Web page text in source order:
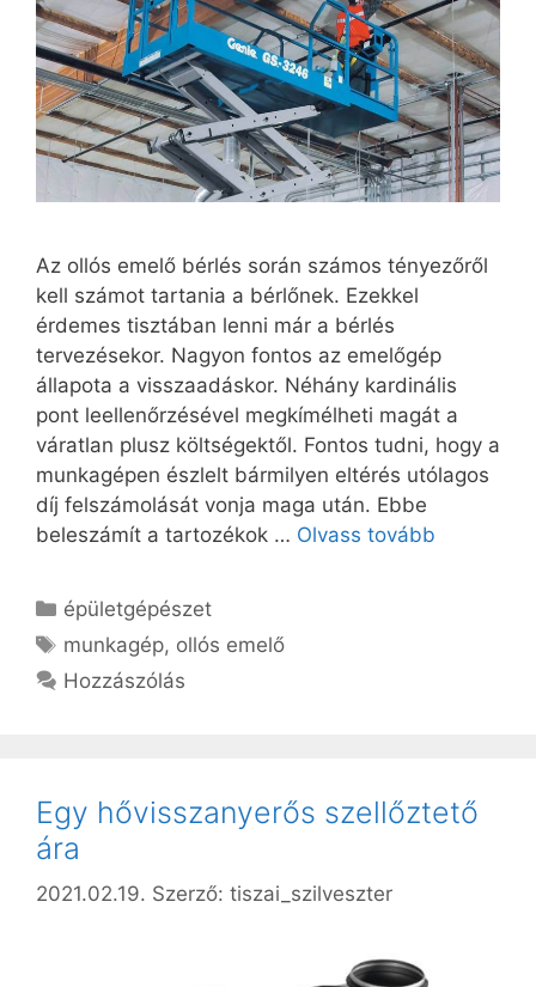
Az ollós emelő bérlés során számos tényezőről
kell számot tartania a bérlőnek. Ezekkel
érdemes tisztában lenni már a bérlés
tervezésekor. Nagyon fontos az emelőgép
állapota a visszaadáskor. Néhány kardinális
pont leellenőrzésével megkímélheti magát a
váratlan plusz költségektől. Fontos tudni, hogy a
munkagépen észlelt bármilyen eltérés utólagos
díj felszámolását vonja maga után. Ebbe
beleszámít a tartozékok … Olvass tovább
Kategória
épületgépészet
Címkék
munkagép, ollós emelő
Hozzászólás
Egy hővisszanyerős szellőztető
ára
2021.02.19. Szerző: tiszai_szilveszter